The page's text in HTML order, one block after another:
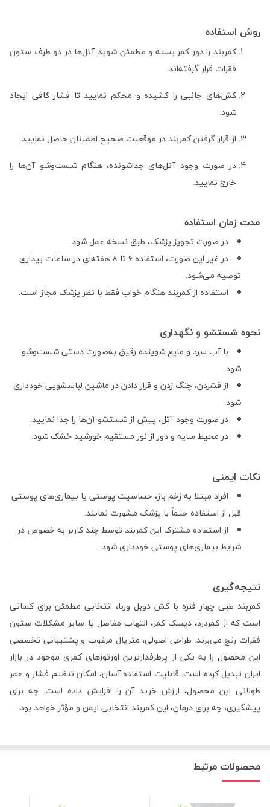
روش استفاده
کمربند را دور کمر بسته و مطمئن شوید آتل‌ها در دو طرف ستون
فقرات قرار گرفته‌اند.
کش‌های جانبی را کشیده و محکم نمایید تا فشار کافی ایجاد
شود.
از قرار گرفتن کمربند در موقعیت صحیح اطمینان حاصل نمایید.
در صورت وجود آتل‌های جداشونده، هنگام شست‌وشو آن‌ها را
خارج نمایید.
مدت زمان استفاده
در صورت تجویز پزشک، طبق نسخه عمل شود.
در غیر این صورت، استفاده ۶ تا ۸ هفته‌ای در ساعات بیداری
توصیه می‌شود.
استفاده از کمربند هنگام خواب فقط با نظر پزشک مجاز است.
نحوه شستشو و نگهداری
با آب سرد و مایع شوینده رقیق به‌صورت دستی شست‌وشو
شود.
از فشردن، چنگ زدن و قرار دادن در ماشین لباسشویی خودداری
شود.
در صورت وجود آتل، پیش از شستشو آن‌ها را جدا نمایید.
در محیط سایه و دور از نور مستقیم خورشید خشک شود.
نکات ایمنی
افراد مبتلا به زخم باز، حساسیت پوستی یا بیماری‌های پوستی
قبل از استفاده حتماً با پزشک مشورت نمایند.
از استفاده مشترک این کمربند توسط چند کاربر به خصوص در
شرایط بیماری‌های پوستی خودداری شود.
نتیجه‌گیری
کمربند طبی چهار فنره با کش دوبل ورنا، انتخابی مطمئن برای کسانی
است که از کمردرد، دیسک کمر، التهاب مفاصل یا سایر مشکلات ستون
فقرات رنج می‌برند. طراحی اصولی، متریال مرغوب و پشتیبانی تخصصی
این محصول را به یکی از پرطرفدارترین اورتوزهای کمری موجود در بازار
ایران تبدیل کرده است. قابلیت استفاده آسان، امکان تنظیم فشار و عمر
طولانی این محصول، ارزش خرید آن را افزایش داده است. چه برای
پیشگیری، چه برای درمان، این کمربند انتخابی ایمن و مؤثر خواهد بود.
محصولات مرتبط